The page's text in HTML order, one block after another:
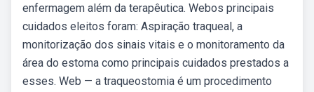
enfermagem além da terapêutica. Webos principais
cuidados eleitos foram: Aspiração traqueal, a
monitorização dos sinais vitais e o monitoramento da
área do estoma como principais cuidados prestados a
esses. Web — a traqueostomia é um procedimento